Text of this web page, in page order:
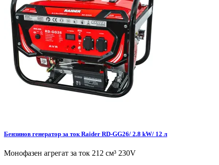
Бензинов генератор за ток Raider RD-GG26/ 2.8 kW/ 12 л
Монофазен агрегат за ток 212 см³ 230V